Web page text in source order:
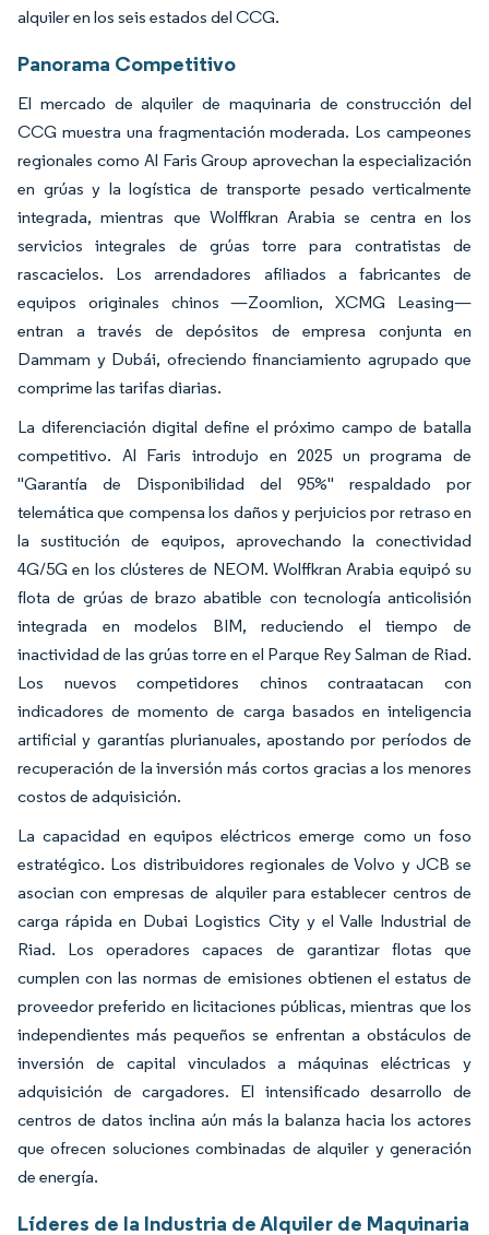
alquiler en los seis estados del CCG.
Panorama Competitivo
El mercado de alquiler de maquinaria de construcción del
CCG muestra una fragmentación moderada. Los campeones
regionales como Al Faris Group aprovechan la especialización
en grúas y la logística de transporte pesado verticalmente
integrada, mientras que Wolffkran Arabia se centra en los
servicios integrales de grúas torre para contratistas de
rascacielos. Los arrendadores afiliados a fabricantes de
equipos originales chinos —Zoomlion, XCMG Leasing—
entran a través de depósitos de empresa conjunta en
Dammam y Dubái, ofreciendo financiamiento agrupado que
comprime las tarifas diarias.
La diferenciación digital define el próximo campo de batalla
competitivo. Al Faris introdujo en 2025 un programa de
"Garantía de Disponibilidad del 95%" respaldado por
telemática que compensa los daños y perjuicios por retraso en
la sustitución de equipos, aprovechando la conectividad
4G/5G en los clústeres de NEOM. Wolffkran Arabia equipó su
flota de grúas de brazo abatible con tecnología anticolisión
integrada en modelos BIM, reduciendo el tiempo de
inactividad de las grúas torre en el Parque Rey Salman de Riad.
Los nuevos competidores chinos contraatacan con
indicadores de momento de carga basados en inteligencia
artificial y garantías plurianuales, apostando por períodos de
recuperación de la inversión más cortos gracias a los menores
costos de adquisición.
La capacidad en equipos eléctricos emerge como un foso
estratégico. Los distribuidores regionales de Volvo y JCB se
asocian con empresas de alquiler para establecer centros de
carga rápida en Dubai Logistics City y el Valle Industrial de
Riad. Los operadores capaces de garantizar flotas que
cumplen con las normas de emisiones obtienen el estatus de
proveedor preferido en licitaciones públicas, mientras que los
independientes más pequeños se enfrentan a obstáculos de
inversión de capital vinculados a máquinas eléctricas y
adquisición de cargadores. El intensificado desarrollo de
centros de datos inclina aún más la balanza hacia los actores
que ofrecen soluciones combinadas de alquiler y generación
de energía.
Líderes de la Industria de Alquiler de Maquinaria